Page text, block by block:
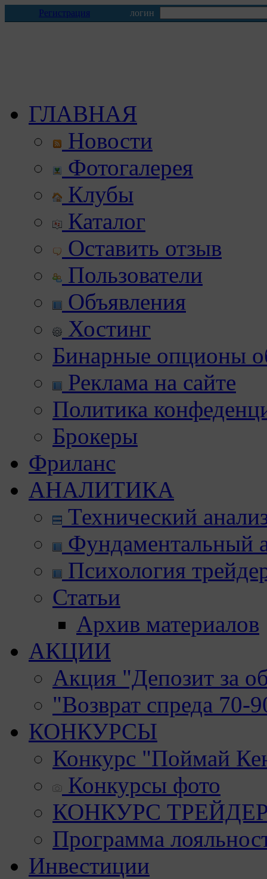
Регистрация логин
ГЛАВНАЯ
Новости
Фотогалерея
Клубы
Каталог
Оставить отзыв
Пользователи
Объявления
Хостинг
Бинарные опционы
Реклама на сайте
Политика
Брокеры
Фриланс
АНАЛИТИКА
Технический
Фундаментальный
Психология
Статьи
Архив материалов
АКЦИИ
Акция "Депозит за
"Возврат спреда 70-
КОНКУРСЫ
Конкурс "Поймай
Конкурсы фото
КОНКУРС
Программа
Инвестиции